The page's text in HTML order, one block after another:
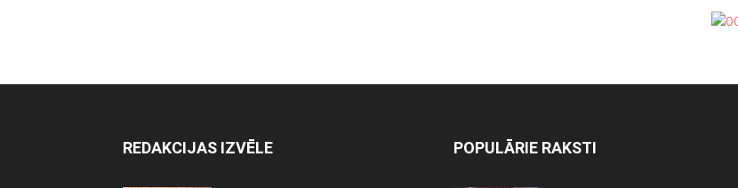
REDAKCIJAS IZVĒLE POPULĀRIE RAKSTI